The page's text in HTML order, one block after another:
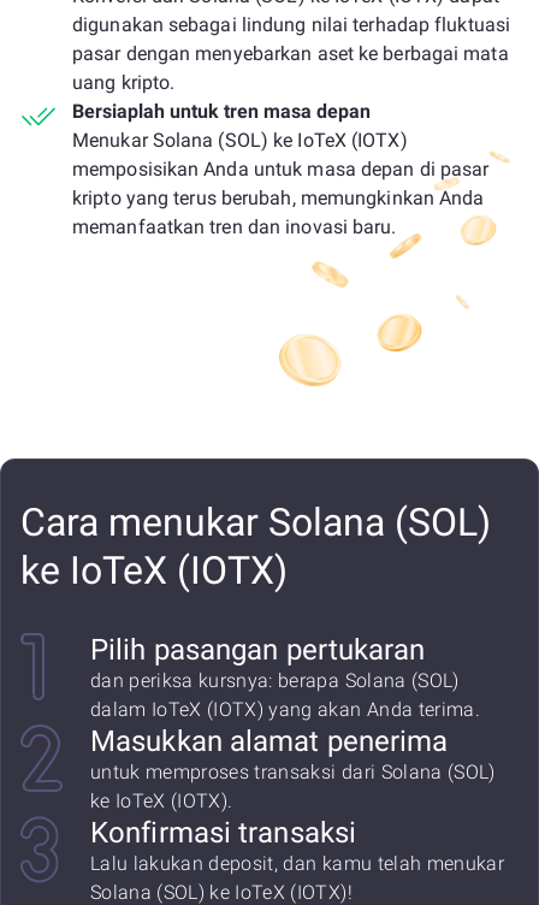
digunakan sebagai lindung nilai terhadap fluktuasi
pasar dengan menyebarkan aset ke berbagai mata
uang kripto.
Bersiaplah untuk tren masa depan
Menukar Solana (SOL) ke IoTeX (IOTX)
memposisikan Anda untuk masa depan di pasar
kripto yang terus berubah, memungkinkan Anda
memanfaatkan tren dan inovasi baru.
Cara menukar Solana (SOL)
ke IoTeX (IOTX)
Pilih pasangan pertukaran
dan periksa kursnya: berapa Solana (SOL)
dalam IoTeX (IOTX) yang akan Anda terima.
Masukkan alamat penerima
untuk memproses transaksi dari Solana (SOL)
ke IoTeX (IOTX).
Konfirmasi transaksi
Lalu lakukan deposit, dan kamu telah menukar
Solana (SOL) ke IoTeX (IOTX)!